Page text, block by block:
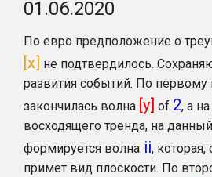
01.06.2020
По евро предположение о
[x] не подтвердилось.
развития событий. По первому
закончилась волна [y] of 2, а
восходящего тренда, на
формируется волна ii, которая,
примет вид плоскости. По